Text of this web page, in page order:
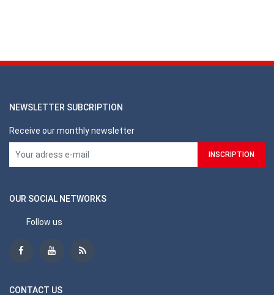
NEWSLETTER SUBCRIPTION
Receive our monthly newsletter
OUR SOCIAL NETWORKS
Follow us
CONTACT US